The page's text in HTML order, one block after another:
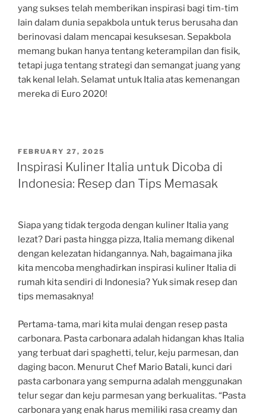
yang sukses telah memberikan inspirasi bagi tim-tim
lain dalam dunia sepakbola untuk terus berusaha dan
berinovasi dalam mencapai kesuksesan. Sepakbola
memang bukan hanya tentang keterampilan dan fisik,
tetapi juga tentang strategi dan semangat juang yang
tak kenal lelah. Selamat untuk Italia atas kemenangan
mereka di Euro 2020!
POSTED
ON
FEBRUARY 27, 2025
Inspirasi Kuliner Italia untuk Dicoba di
Indonesia: Resep dan Tips Memasak
Siapa yang tidak tergoda dengan kuliner Italia yang
lezat? Dari pasta hingga pizza, Italia memang dikenal
dengan kelezatan hidangannya. Nah, bagaimana jika
kita mencoba menghadirkan inspirasi kuliner Italia di
rumah kita sendiri di Indonesia? Yuk simak resep dan
tips memasaknya!
Pertama-tama, mari kita mulai dengan resep pasta
carbonara. Pasta carbonara adalah hidangan khas Italia
yang terbuat dari spaghetti, telur, keju parmesan, dan
daging bacon. Menurut Chef Mario Batali, kunci dari
pasta carbonara yang sempurna adalah menggunakan
telur segar dan keju parmesan yang berkualitas. “Pasta
carbonara yang enak harus memiliki rasa creamy dan